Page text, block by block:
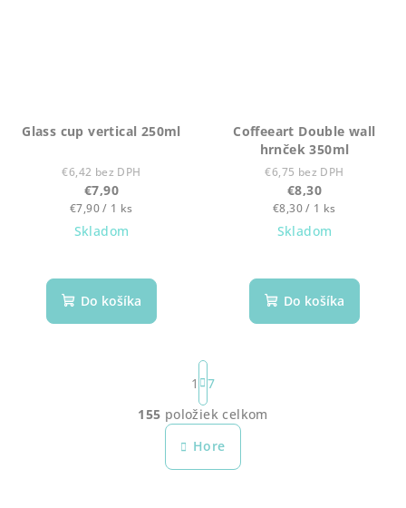
Glass cup vertical 250ml
€6,42 bez DPH
€7,90
Jednotková
cena:
€7,90 / 1 ks
Skladom
Do košíka
Coffeeart Double wall
hrnček 350ml
€6,75 bez DPH
€8,30
Jednotková
cena:
€8,30 / 1 ks
Skladom
Do košíka
O
v
l
S
t
r
á
n
k
o
1
7
155 položiek celkom
Hore